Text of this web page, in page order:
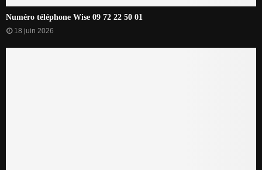
Numéro téléphone Wise 09 72 22 50 01
18 juin 2026